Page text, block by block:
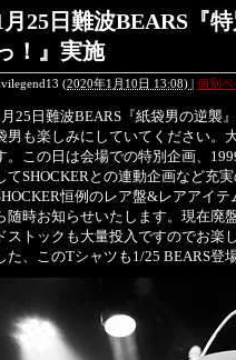
月25日難波BEARS『
！』実施
(2020年1月10日 13:08) | 個別ペ
25日難波BEARS『紙袋男の逆襲
男も楽しみにしていてください。
。この日は会場での特別企画、
てSHOCKERとの連動企画など充
恒例のレア盤&レアアイ
随時お知らせいたします。現在廃
ストックも大量投入ですのでお楽
た、このTシャツも1/25 BEARS登